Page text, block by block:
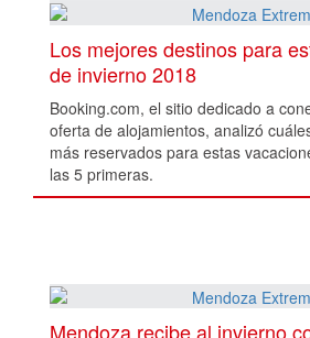
Los mejores destinos para
de invierno 2018
Booking.com, el sitio dedicado a
oferta de alojamientos, analizó
más reservados para estas
las 5 primeras.
Mendoza recibe al invierno